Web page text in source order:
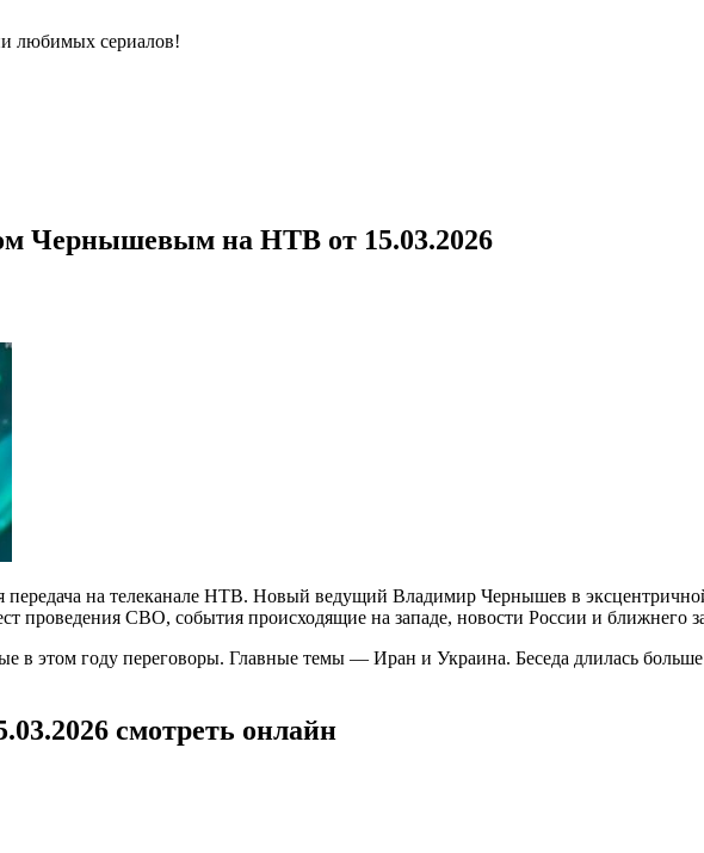
любимых сериалов!
Чернышевым на НТВ от 15.03.2026
передача на телеканале НТВ. Новый ведущий Владимир Чернышев в
проведения СВО, события происходящие на западе, новости России и ближнего
в этом году переговоры. Главные темы — Иран и Украина. Беседа длилась
смотреть онлайн